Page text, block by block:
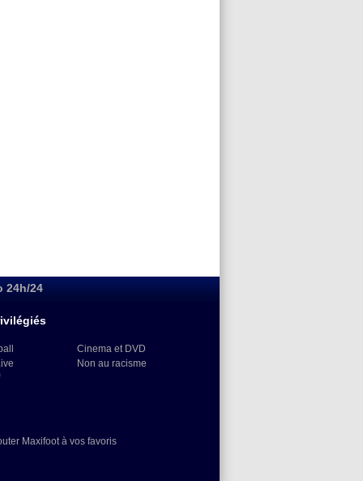
24h/24
Cinema et DVD
Non au racisme
Maxifoot à vos favoris